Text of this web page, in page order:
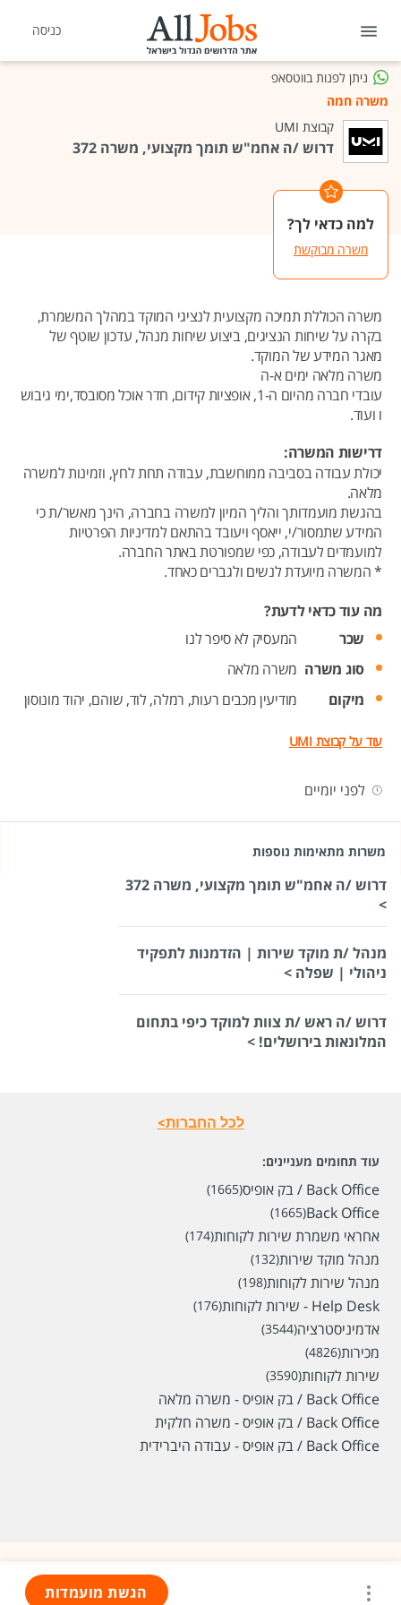
כניסה
ניתן לפנות בווטסאפ
משרה חמה
קבוצת UMI
דרוש /ה אחמ"ש תומך מקצועי, משרה 372
למה כדאי לך?
משרה מבוקשת
משרה הכוללת תמיכה מקצועית לנציגי המוקד במהלך המשמרת,
בקרה על שיחות הנציגים, ביצוע שיחות מנהל, עדכון שוטף של
מאגר המידע של המוקד.
משרה מלאה ימים א-ה
עובדי חברה מהיום ה-1, אופציות קידום, חדר אוכל מסובסד,ימי גיבוש
ו ועוד.
דרישות המשרה:
יכולת עבודה בסביבה ממוחשבת, עבודה תחת לחץ, וזמינות למשרה
מלאה.
בהגשת מועמדותך והליך המיון למשרה בחברה, הינך מאשר/ת כי
המידע שתמסור/י, ייאסף ויעובד בהתאם למדיניות הפרטיות
למועמדים לעבודה, כפי שמפורטת באתר החברה.
* המשרה מיועדת לנשים ולגברים כאחד.
מה עוד כדאי לדעת?
שכר
המעסיק לא סיפר לנו
סוג משרה משרה מלאה
מיקום
מודיעין מכבים רעות, רמלה,לוד, שוהם, יהוד מונוסון
עוד על קבוצת UMI
לפני יומיים
משרות מתאימות נוספות
דרוש /ה אחמ"ש תומך מקצועי, משרה 372
>
מנהל /ת מוקד שירות | הזדמנות לתפקיד
ניהולי | שפלה >
דרוש /ה ראש /ת צוות למוקד כיפי בתחום
המלונאות בירושלים! >
לכל החברות>
עוד תחומים מעניינים:
Back Office / בק אופיס (1665)
Back Office
(1665)
אחראי משמרת שירות לקוחות(174)
מנהל מוקד שירות(132)
מנהל שירות לקוחות(198)
Help Desk - שירות לקוחות (176)
אדמיניסטרציה(3544)
מכירות(4826)
שירות לקוחות(3590)
Back Office / בק אופיס - משרה מלאה
Back Office / בק אופיס - משרה חלקית
Back Office / בק אופיס - עבודה היברידית
הגשת מועמדות